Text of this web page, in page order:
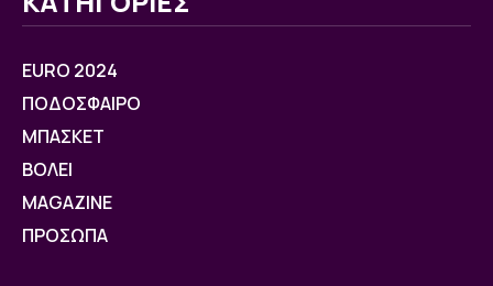
EURO 2024
ΠΟΔΟΣΦΑΙΡΟ
ΜΠΑΣΚΕΤ
ΒOΛΕΙ
MAGAZINE
ΠΡΟΣΩΠΑ